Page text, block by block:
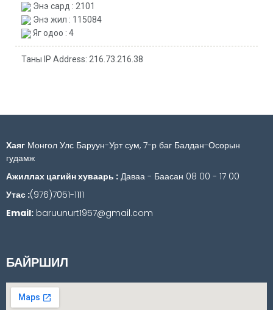
Энэ сард : 2101
Энэ жил : 115084
Яг одоо : 4
Таны IP Address: 216.73.216.38
Хаяг Монгол Улс Баруун-Урт сум, 7-р баг Балдан-Осорын
гудамж
Ажиллах цагийн хуваарь : Даваа - Баасан 08 00 - 17 00
Утас :(976)7051-1111
Email: baruunurt1957@gmail.com
БАЙРШИЛ